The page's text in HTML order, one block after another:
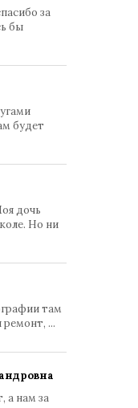
за
бы
будет
дочь
Но ни
там
ремонт, ...
а нам за